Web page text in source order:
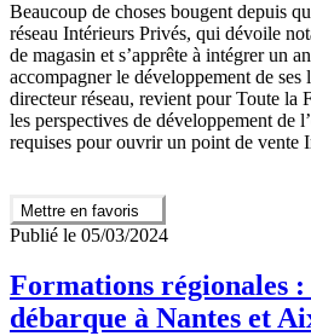
Beaucoup de choses bougent depuis
réseau Intérieurs Privés, qui dévoile
de magasin et s’apprête à intégrer un
accompagner le développement de ses
directeur réseau, revient pour Toute la
les perspectives de développement de
requises pour ouvrir un point de vente
Mettre en favoris
Publié le 05/03/2024
Formations
débarque à Nantes et